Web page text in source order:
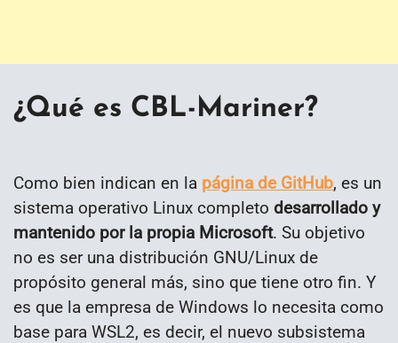
¿Qué es CBL-Mariner?
Como bien indican en la página de GitHub, es un
sistema operativo Linux completo desarrollado y
mantenido por la propia Microsoft. Su objetivo
no es ser una distribución GNU/Linux de
propósito general más, sino que tiene otro fin. Y
es que la empresa de Windows lo necesita como
base para WSL2, es decir, el nuevo subsistema